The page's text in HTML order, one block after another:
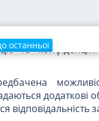
останньої
та
додаткові